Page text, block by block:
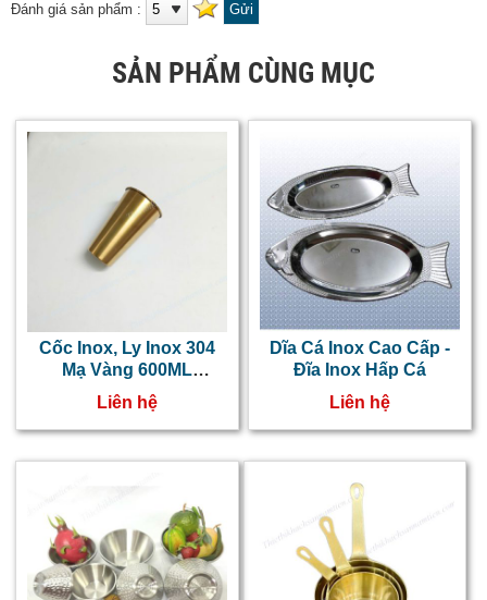
Đánh giá sản phẩm :
SẢN PHẨM CÙNG MỤC
Cốc Inox, Ly Inox 304
Mạ Vàng 600ML
NT0416064
Liên hệ
Dĩa Cá Inox Cao Cấp -
Đĩa Inox Hấp Cá
Liên hệ